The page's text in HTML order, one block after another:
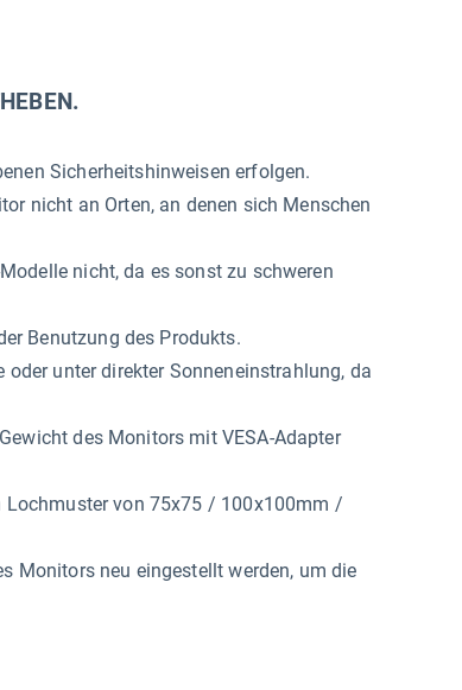
Sicherheitshinweisen erfolgen.
nicht an Orten, an denen sich Menschen
nicht, da es sonst zu schweren
Benutzung des Produkts.
oder unter direkter Sonneneinstrahlung, da
des Monitors mit VESA-Adapter
von 75x75 / 100x100mm /
Monitors neu eingestellt werden, um die